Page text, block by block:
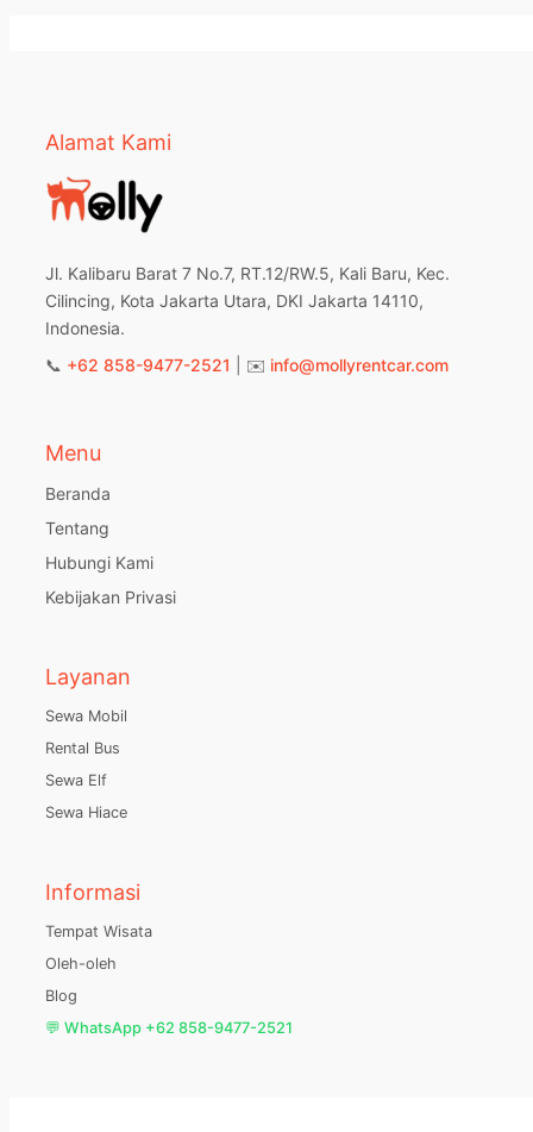
Alamat Kami
Jl. Kalibaru Barat 7 No.7, RT.12/RW.5, Kali Baru, Kec.
Cilincing, Kota Jakarta Utara, DKI Jakarta 14110,
Indonesia.
📞 +62 858-9477-2521 | ✉️ info@mollyrentcar.com
Menu
Beranda
Tentang
Hubungi Kami
Kebijakan Privasi
Layanan
Sewa Mobil
Rental Bus
Sewa Elf
Sewa Hiace
Informasi
Tempat Wisata
Oleh-oleh
Blog
💬 WhatsApp +62 858-9477-2521